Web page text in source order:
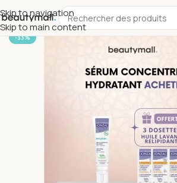
Skip to navigation
Skip to main content
-33%